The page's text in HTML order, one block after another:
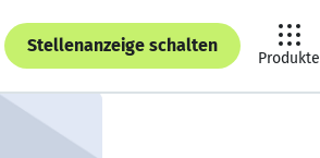
Stellenanzeige schalten
Produkte